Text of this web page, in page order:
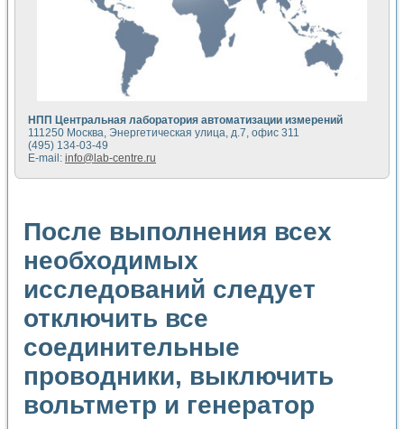
Автоматизированная установка по измерению временных
Автоматизированный лабораторный комплекс на базе
Визуализация моделирования и оптимизации тепловой
Виртуальный прибор для исследования функциональных
Исследование возможности создания экономичного
Исследование кинетики движения макрочастиц в
Метод прогнозирования свойств дисперсных продуктов
Недорогая система управления сверхпроводящим
Применение технологий NI в курсе экспериментальной
Расчет переноса аэрозоля и выпадения осадка в
Применение NI VISION для геометрического анализа в
Управление движением с помощью программно -
Определение параметров всплывающих газовых
Система управления асинхронным тиристорным
Лазерный профилометр
Разработка автоматизированного стенда для
Высокочувствительные оптоэлектронные
Установка для измерения диэлектрических свойств
Исследование кинетики зарождения и развития
НПП Центральная лаборатория автоматизации измерений
111250 Москва, Энергетическая улица, д.7, офис 311
(495) 134-03-49
E-mail: info@lab-centre.ru
После выполнения всех
необходимых
исследований следует
отключить все
соединительные
проводники, выключить
вольтметр и генератор